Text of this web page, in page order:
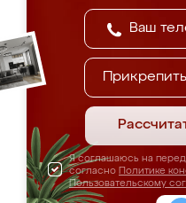
Я соглашаюсь на
согласно Политике
Пользовательскому